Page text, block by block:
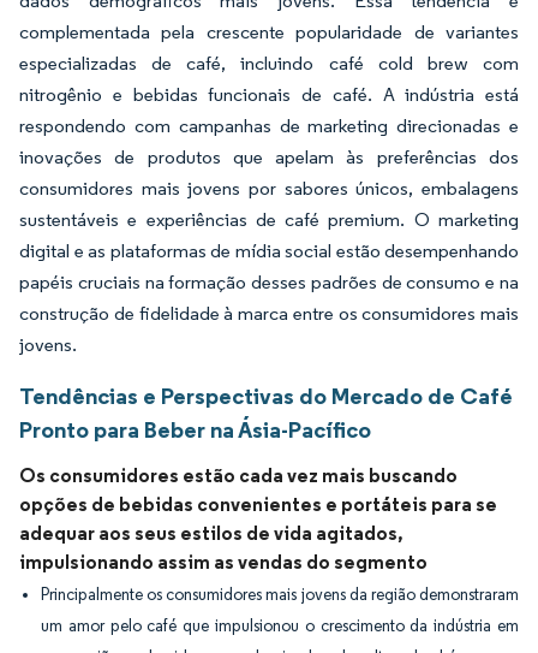
complementada pela crescente popularidade de variantes
especializadas de café, incluindo café cold brew com
nitrogênio e bebidas funcionais de café. A indústria está
respondendo com campanhas de marketing direcionadas e
inovações de produtos que apelam às preferências dos
consumidores mais jovens por sabores únicos, embalagens
sustentáveis e experiências de café premium. O marketing
digital e as plataformas de mídia social estão desempenhando
papéis cruciais na formação desses padrões de consumo e na
construção de fidelidade à marca entre os consumidores mais
jovens.
Tendências e Perspectivas do Mercado de Café
Pronto para Beber na Ásia-Pacífico
Os consumidores estão cada vez mais buscando
opções de bebidas convenientes e portáteis para se
adequar aos seus estilos de vida agitados,
impulsionando assim as vendas do segmento
Principalmente os consumidores mais jovens da região demonstraram
um amor pelo café que impulsionou o crescimento da indústria em